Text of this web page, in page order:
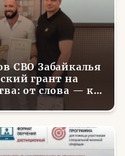
СВО Забайкалья
грант на
от слова — к